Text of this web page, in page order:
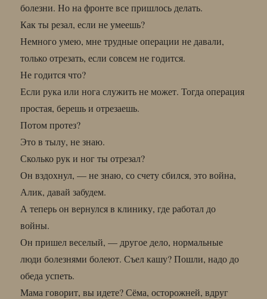
болезни. Но на фронте все пришлось делать.
Как ты резал, если не умеешь?
Немного умею, мне трудные операции не давали,
только отрезать, если совсем не годится.
Не годится что?
Если рука или нога служить не может. Тогда операция
простая, берешь и отрезаешь.
Потом протез?
Это в тылу, не знаю.
Сколько рук и ног ты отрезал?
Он вздохнул, — не знаю, со счету сбился, это война,
Алик, давай забудем.
А теперь он вернулся в клинику, где работал до
войны.
Он пришел веселый, — другое дело, нормальные
люди болезнями болеют. Съел кашу? Пошли, надо до
обеда успеть.
Мама говорит, вы идете? Сёма, осторожней, вдруг